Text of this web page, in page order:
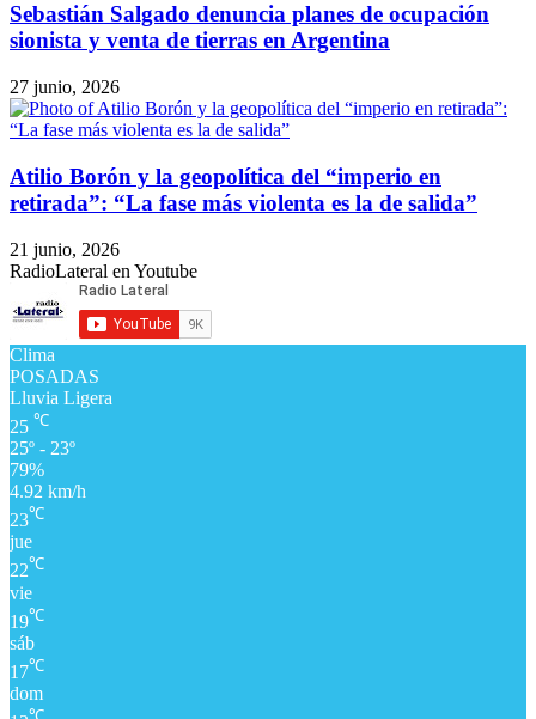
Sebastián Salgado denuncia planes de ocupación
sionista y venta de tierras en Argentina
27 junio, 2026
Atilio Borón y la geopolítica del “imperio en
retirada”: “La fase más violenta es la de salida”
21 junio, 2026
RadioLateral en Youtube
Clima
POSADAS
Lluvia Ligera
25 ℃
25º - 23º
79%
4.92 km/h
23℃
jue
22℃
vie
19℃
sáb
17℃
dom